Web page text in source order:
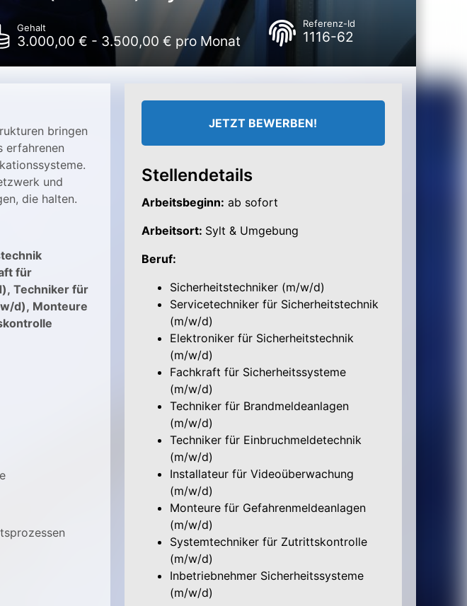
Gehalt
3.000,00 € - 3.500,00 € pro Monat
Referenz-Id
1116-62
bringen
erfahrenen
und
die halten.
für
Techniker für
d), Monteure
JETZT BEWERBEN!
Stellendetails
Arbeitsbeginn: ab sofort
Arbeitsort: Sylt & Umgebung
Beruf:
Sicherheitstechniker (m/w/d)
Servicetechniker für Sicherheitstechnik
(m/w/d)
Elektroniker für Sicherheitstechnik
(m/w/d)
Fachkraft für Sicherheitssysteme
(m/w/d)
Techniker für Brandmeldeanlagen
(m/w/d)
Techniker für Einbruchmeldetechnik
(m/w/d)
Installateur für Videoüberwachung
(m/w/d)
Monteure für Gefahrenmeldeanlagen
(m/w/d)
Systemtechniker für Zutrittskontrolle
(m/w/d)
Inbetriebnehmer Sicherheitssysteme
(m/w/d)